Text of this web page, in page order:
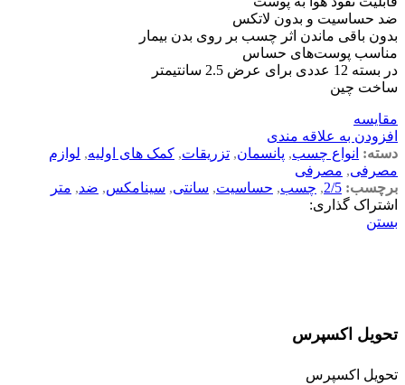
ضد حساسیت و بدون لاتکس
بدون باقی ماندن اثر چسب بر روی بدن بیمار
مناسب پوست‌های حساس
در بسته 12 عددی برای عرض 2.5 سانتیمتر
ساخت چین
مقایسه
افزودن به علاقه مندی
دسته: انواع چسب, پانسمان, تزریقات, کمک های اولیه, لوازم
مصرفی, مصرفی
برچسب: 2/5
, چسب, حساسیت, سانتی, سینامکس, ضد, متر
اشتراک گذاری:
بستن
تحویل اکسپرس
تحویل اکسپرس